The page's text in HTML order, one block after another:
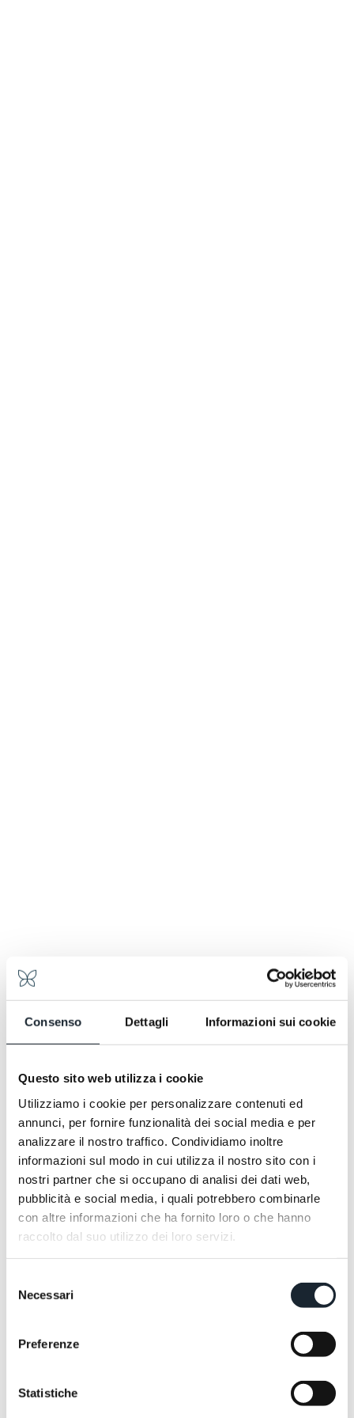
Consenso Dettagli Informazioni sui cookie
Questo sito web utilizza i cookie
Utilizziamo i cookie per personalizzare contenuti ed
annunci, per fornire funzionalità dei social media e per
analizzare il nostro traffico. Condividiamo inoltre
informazioni sul modo in cui utilizza il nostro sito con i
nostri partner che si occupano di analisi dei dati web,
pubblicità e social media, i quali potrebbero combinarle
con altre informazioni che ha fornito loro o che hanno
raccolto dal suo utilizzo dei loro servizi.
delNecessari
Preferenze
Statistiche
Prenota con almeno 30 giorni di anticipo un soggiorno di 6 notti,